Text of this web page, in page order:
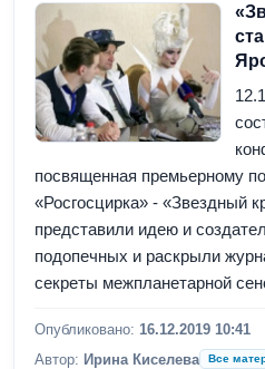
посвященная премьерному
«Росгосцирка» - «Звездный
представили идею и
подопечных и раскрыли
секреты межпланетарной
Опубликовано: 16.12.2019 10:41
Автор: Ирина Киселева Все